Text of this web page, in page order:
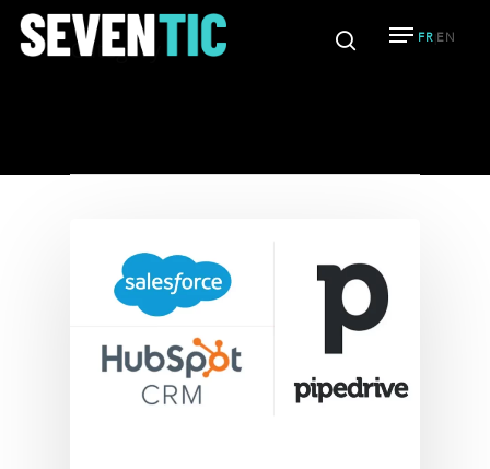
FR EN
Category